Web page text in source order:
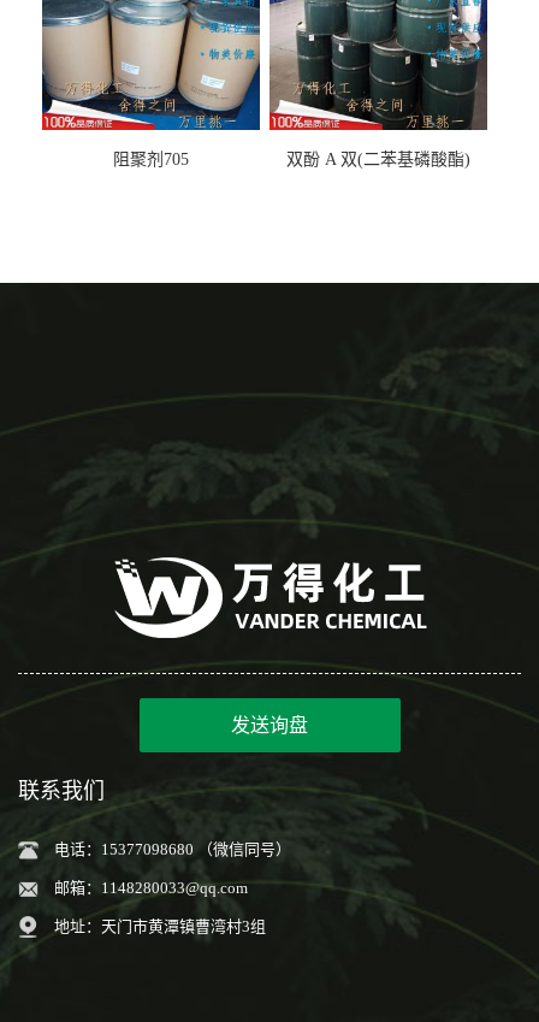
阻聚剂705 双酚 A 双(二苯基磷酸酯)
发送询盘
联系我们
电话：15377098680 （微信同号）
邮箱： 1148280033@qq.com
地址：天门市黄潭镇曹湾村3组